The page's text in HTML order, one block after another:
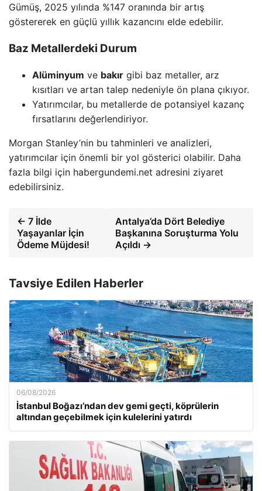
Gümüş, 2025 yılında %147 oranında bir artış
göstererek en güçlü yıllık kazancını elde edebilir.
Baz Metallerdeki Durum
Alüminyum ve bakır gibi baz metaller, arz
kısıtları ve artan talep nedeniyle ön plana çıkıyor.
Yatırımcılar, bu metallerde de potansiyel kazanç
fırsatlarını değerlendiriyor.
Morgan Stanley’nin bu tahminleri ve analizleri,
yatırımcılar için önemli bir yol gösterici olabilir. Daha
fazla bilgi için habergundemi.net adresini ziyaret
edebilirsiniz.
← 7 İlde
Yaşayanlar İçin
Ödeme Müjdesi!
Antalya’da Dört Belediye
Başkanına Soruşturma Yolu
Açıldı →
Tavsiye Edilen Haberler
06/08/2026
İstanbul Boğazı’ndan dev gemi geçti, köprülerin
altından geçebilmek için kulelerini yatırdı